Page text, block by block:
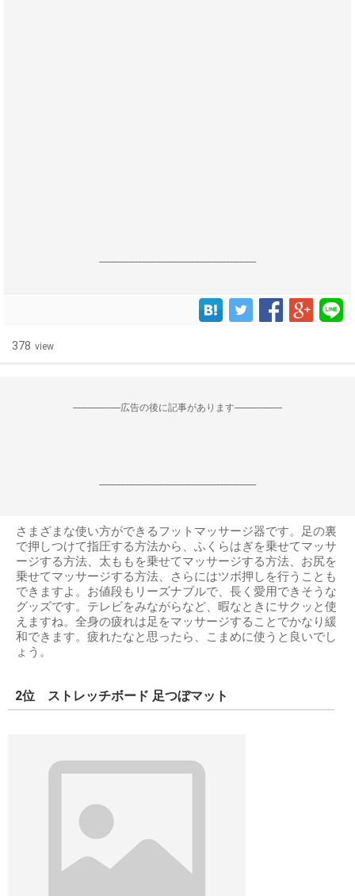
------------------------------------------------------------------
378 view
--------------------広告の後に記事があります--------------------
------------------------------------------------------------------
さまざまな使い方ができるフットマッサージ器です。足の裏
で押しつけて指圧する方法から、ふくらはぎを乗せてマッサ
ージする方法、太ももを乗せてマッサージする方法、お尻を
乗せてマッサージする方法、さらにはツボ押しを行うことも
できますよ。お値段もリーズナブルで、長く愛用できそうな
グッズです。テレビをみながらなど、暇なときにサクッと使
えますね。全身の疲れは足をマッサージすることでかなり緩
和できます。疲れたなと思ったら、こまめに使うと良いでし
ょう。
2位 ストレッチボード 足つぼマット